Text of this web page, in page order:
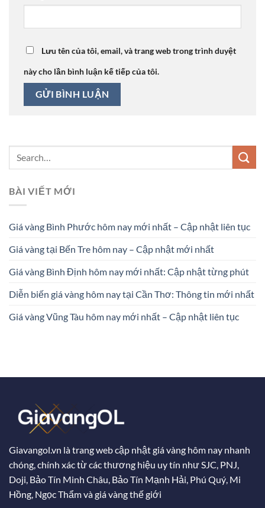
Lưu tên của tôi, email, và trang web trong trình duyệt
này cho lần bình luận kế tiếp của tôi.
BÀI VIẾT MỚI
Giá vàng Bình Phước hôm nay mới nhất – Cập nhật liên tục
Giá vàng tại Bến Tre hôm nay – Cập nhật mới nhất
Giá vàng Bình Định hôm nay mới nhất: Cập nhật từng phút
Diễn biến giá vàng hôm nay tại Cần Thơ: Thông tin mới nhất
Giá vàng Vũng Tàu hôm nay mới nhất – Cập nhật liên tục
Giavangol.vn là trang web cập nhật giá vàng hôm nay nhanh
chóng, chính xác từ các thương hiệu uy tín như SJC, PNJ,
Doji, Bảo Tín Minh Châu, Bảo Tín Mạnh Hải, Phú Quý, Mi
Hồng, Ngọc Thẩm và giá vàng thế giới